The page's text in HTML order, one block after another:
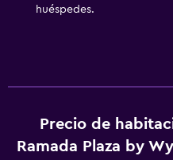
huéspedes.
Precio de
Ramada Plaza by